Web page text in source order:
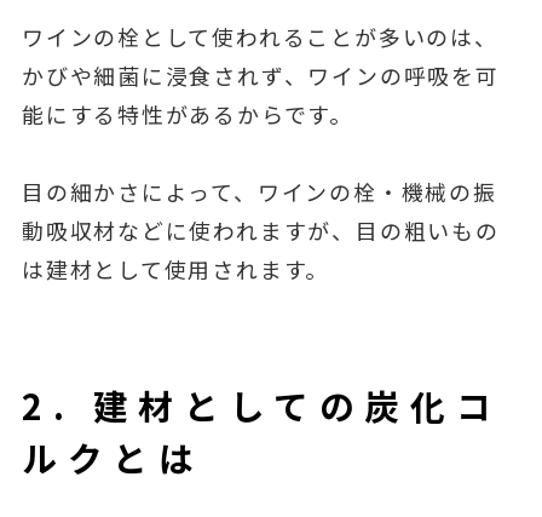
ワインの栓として使われることが多いのは、
かびや細菌に浸食されず、ワインの呼吸を可
能にする特性があるからです。
目の細かさによって、ワインの栓・機械の振
動吸収材などに使われますが、目の粗いもの
は建材として使用されます。
2. 建材としての炭化コ
ルクとは